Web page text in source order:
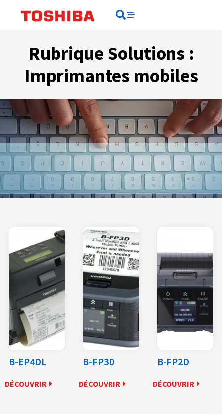
Rubrique Solutions :
Imprimantes mobiles
B-EP4DL
DÉCOUVRIR
B-FP3D
DÉCOUVRIR
B-FP2D
DÉCOUVRIR